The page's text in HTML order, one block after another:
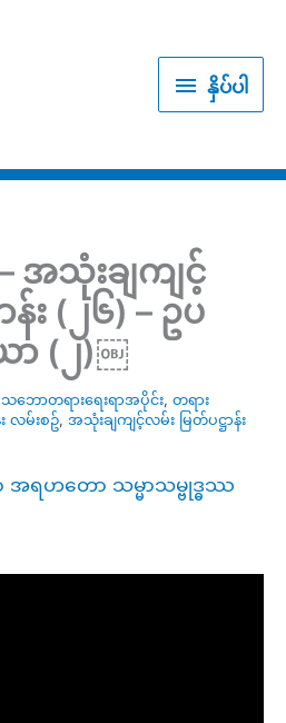
နှိပ် နှိပ်ပါ
အသုံးချကျင့်
န်း (၂၆) – ဥပ
ာ (၂)￼
ဘောတရားရေးရာအပိုင်း, တရား
လမ်းစဥ်, အသုံးချကျင့်လမ်း မြတ်ပဋ္ဌာန်း
ရဟတော သမ္မာသမ္ဗုဒ္ဓဿ